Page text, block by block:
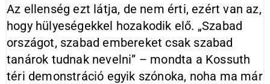
Az ellenség ezt látja, de nem érti, ezért van az,
hogy hülyeségekkel hozakodik elő. „Szabad
országot, szabad embereket csak szabad
tanárok tudnak nevelni” – mondta a Kossuth
téri demonstráció egyik szónoka, noha ma már